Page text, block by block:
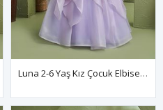
Luna 2-6 Yaş Kız Çocuk Elbise 20167 Lila